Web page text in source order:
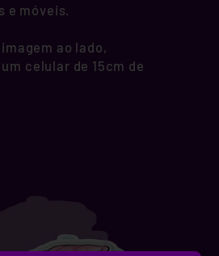
e móveis.
ao lado,
celular de 15cm de